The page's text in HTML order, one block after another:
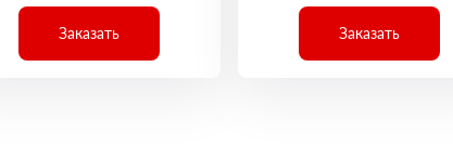
Заказать Заказать